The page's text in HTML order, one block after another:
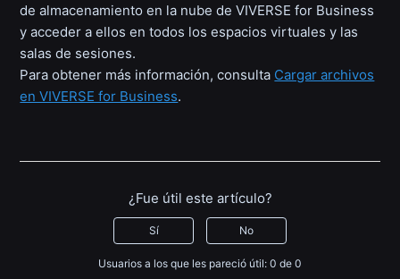
de almacenamiento en la nube de VIVERSE for Business
y acceder a ellos en todos los espacios virtuales y las
salas de sesiones.
Para obtener más información, consulta Cargar archivos
en VIVERSE for Business.
¿Fue útil este artículo?
Sí No
Usuarios a los que les pareció útil: 0 de 0